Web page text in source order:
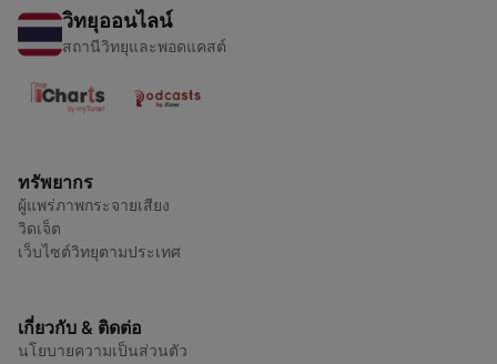
วิทยุออนไลน์
สถานีวิทยุและพอดแคสต์
ทรัพยากร
ผู้แพร่ภาพกระจายเสียง
วิดเจ็ต
เว็บไซต์วิทยุตามประเทศ
เกี่ยวกับ & ติดต่อ
นโยบายความเป็นส่วนตัว